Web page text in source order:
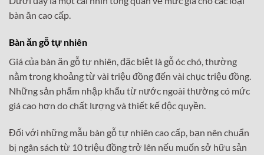
bàn ăn cao cấp.
Bàn ăn gỗ tự nhiên
Giá của bàn ăn gỗ tự nhiên, đặc biệt là gỗ óc chó, thường
nằm trong khoảng từ vài triệu đồng đến vài chục triệu đồng.
Những sản phẩm nhập khẩu từ nước ngoài thường có mức
giá cao hơn do chất lượng và thiết kế độc quyền.
Đối với những mẫu bàn gỗ tự nhiên cao cấp, bạn nên chuẩn
bị ngân sách từ 10 triệu đồng trở lên nếu muốn sở hữu sản